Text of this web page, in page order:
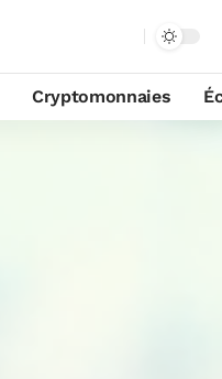
Cryptomonnaies